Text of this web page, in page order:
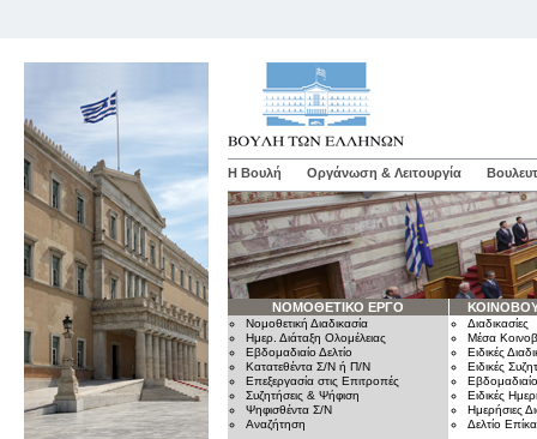
Η Βουλή Οργάνωση & Λειτουργία
ΝΟΜΟΘΕΤΙΚΟ ΕΡΓΟ
Νομοθετική Διαδικασία
Ημερ. Διάταξη Ολομέλειας
Εβδομαδιαίο Δελτίο
Κατατεθέντα Σ/Ν ή Π/Ν
Επεξεργασία στις Επιτροπές
Συζητήσεις & Ψήφιση
Ψηφισθέντα Σ/Ν
Αναζήτηση
Διαδικασίες
Μέσα
Ειδικές
Ειδικές
Εβδομαδιαίο
Ειδικές
Ημερήσιες
Δελτίο